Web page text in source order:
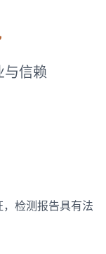
与信赖
检测报告具有法